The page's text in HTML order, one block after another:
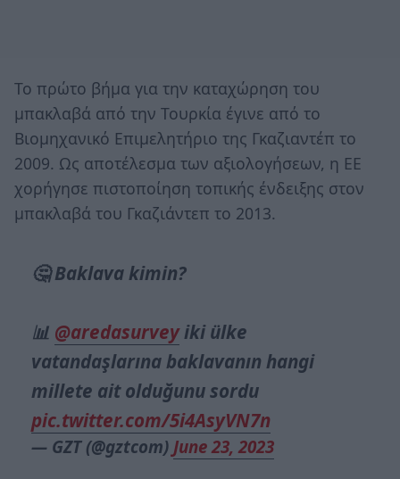
Το πρώτο βήμα για την καταχώρηση του
μπακλαβά από την Τουρκία έγινε από το
Βιομηχανικό Επιμελητήριο της Γκαζιαντέπ το
2009. Ως αποτέλεσμα των αξιολογήσεων, η ΕΕ
χορήγησε πιστοποίηση τοπικής ένδειξης στον
μπακλαβά του Γκαζιάντεπ το 2013.
🤔 Baklava kimin?
📊 @aredasurveyiki ülke
vatandaşlarına baklavanın hangi
millete ait olduğunu sordu
pic.twitter.com/5i4AsyVN7n
— GZT (@gztcom) June 23, 2023